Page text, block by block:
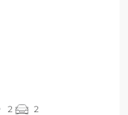
2
2